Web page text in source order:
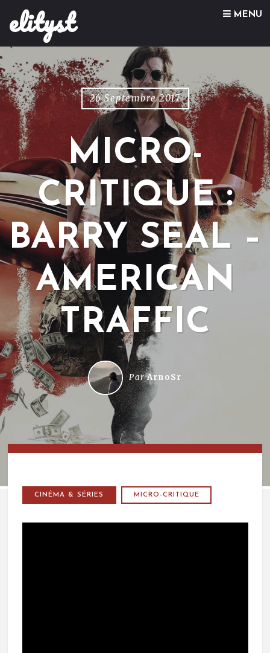
elityst MENU
Skip to content
26 Septembre 2017
MICRO-
CRITIQUE :
BARRY SEAL –
AMERICAN
TRAFFIC
ParArnoSr
CINÉMA & SÉRIES MICRO-CRITIQUE